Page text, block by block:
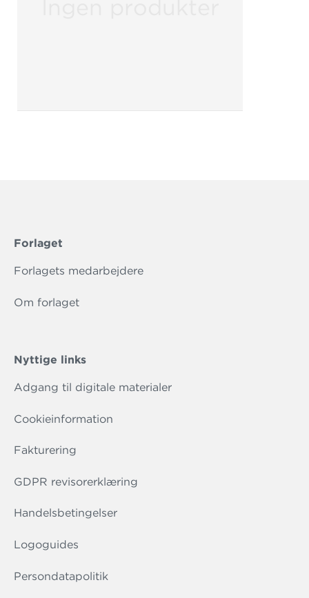
Forlaget
Forlagets medarbejdere
Om forlaget
Nyttige links
Adgang til digitale materialer
Cookieinformation
Fakturering
GDPR revisorerklæring
Handelsbetingelser
Logoguides
Persondatapolitik